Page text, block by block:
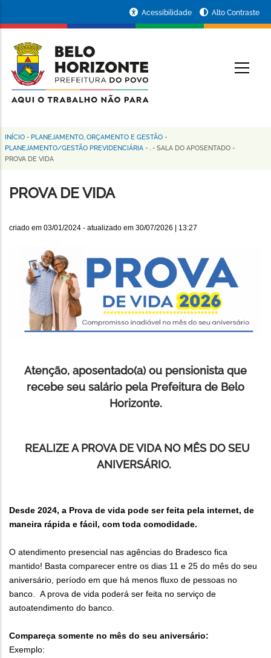
conteúdo
principal
da
Prefeitura
de
Horizonte
Acessibilidade Alto Contraste
Trilha
de
navegação
INÍCIO - PLANEJAMENTO, ORÇAMENTO E GESTÃO -
PLANEJAMENTO/GESTÃO PREVIDENCIÁRIA - . - SALA DO APOSENTADO -
PROVA DE VIDA
PROVA DE VIDA
criado em 03/01/2024 - atualizado em 30/07/2026 | 13:27
Atenção, aposentado(a) ou pensionista que
recebe seu salário pela Prefeitura de Belo
Horizonte.
REALIZE A PROVA DE VIDA NO MÊS DO SEU
ANIVERSÁRIO.
Desde 2024, a Prova de vida pode ser feita pela internet, de
maneira rápida e fácil, com toda comodidade.
O atendimento presencial nas agências do Bradesco fica
mantido! Basta comparecer entre os dias 11 e 25 do mês do seu
aniversário, período em que há menos fluxo de pessoas no
banco. A prova de vida poderá ser feita no serviço de
autoatendimento do banco.
Compareça somente no mês do seu aniversário:
Exemplo: